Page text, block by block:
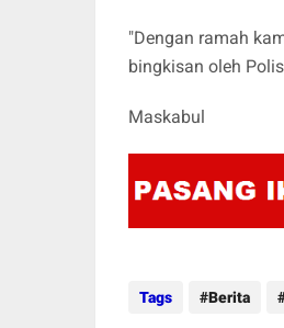
"Dengan ramah
bingkisan oleh
Maskabul
Tags Berita